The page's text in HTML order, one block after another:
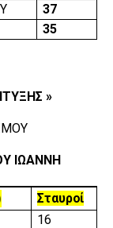
37
35
»
ΙΩΑΝΝΗ
Σταυροί
16